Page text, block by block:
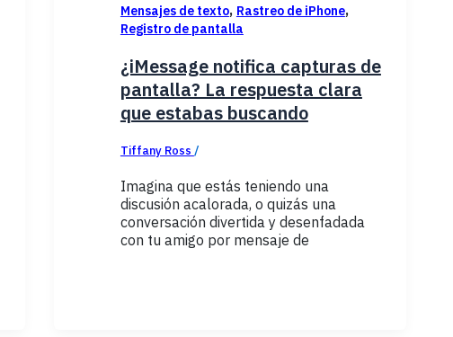
Mensajes de texto, Rastreo de iPhone,
Registro de pantalla
¿iMessage notifica capturas de
pantalla? La respuesta clara
que estabas buscando
Tiffany Ross /
Imagina que estás teniendo una
discusión acalorada, o quizás una
conversación divertida y desenfadada
con tu amigo por mensaje de